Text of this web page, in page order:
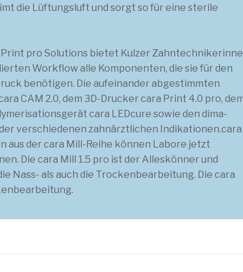
die Lüftungsluft und sorgt so für eine sterile
Print pro Solutions bietet Kulzer
Workflow alle Komponenten, die sie für den
benötigen. Die aufeinander abgestimmten
CAM 2.0, dem 3D-Drucker cara Print 4.0 pro,
cara LEDcure sowie den dima-
verschiedenen zahnärztlichen Indikationen.cara
aus der cara Mill-Reihe können Labore jetzt
Die cara Mill 1.5 pro ist der Alleskönner und
Nass- als auch die Trockenbearbeitung. Die cara